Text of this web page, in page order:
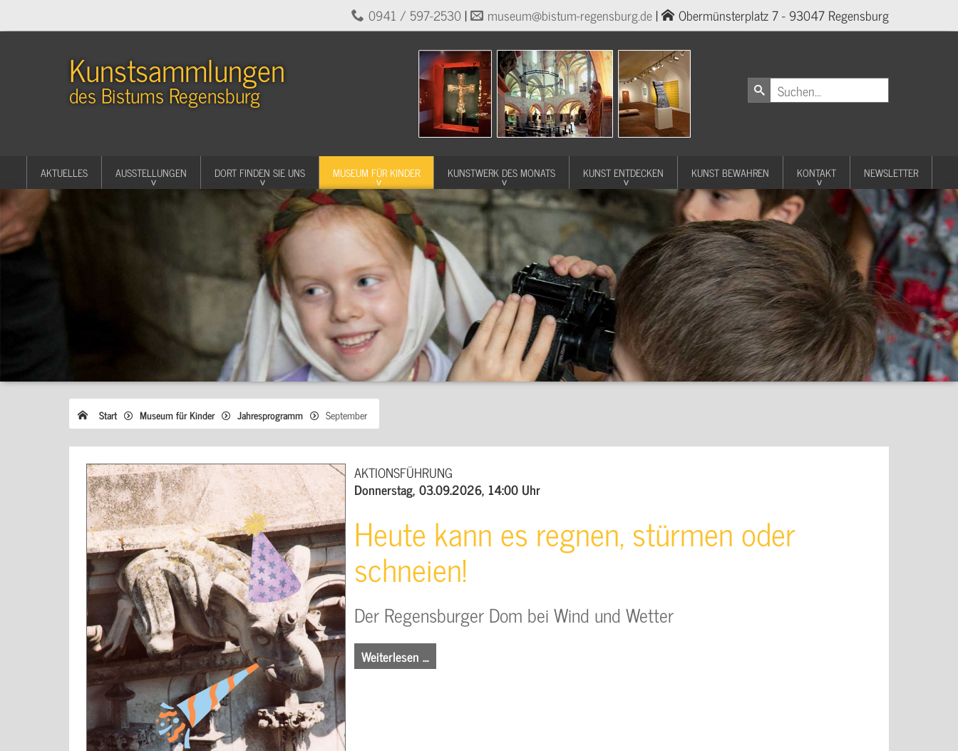
0941 / 597-2530| museum@bistum-regensburg.de| Obermünsterplatz 7 - 93047 Regensburg
Kunstsammlungen
des Bistums Regensburg
AKTUELLES AUSSTELLUNGEN DORT FINDEN SIE UNS MUSEUM FÜR KINDER KUNSTWERK DES MONATS KUNST ENTDECKEN KUNST BEWAHREN KONTAKT NEWSLETTER
Start Museum für Kinder Jahresprogramm September
AKTIONSFÜHRUNG
Donnerstag, 03.09.2026, 14:00 Uhr
Heute kann es regnen, stürmen oder
schneien!
Der Regensburger Dom bei Wind und Wetter
Weiterlesen …